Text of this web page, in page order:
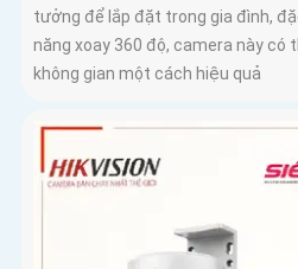
tưởng để lắp đặt trong gia đình,
năng xoay 360 độ, camera này có
không gian một cách hiệu quả